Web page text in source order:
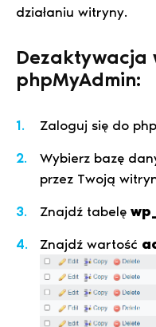
działaniu witryny.
Dezaktywacja
phpMyAdmin:
Zaloguj się do
Wybierz bazę
przez Twoją
Znajdź tabelę
Znajdź wartość